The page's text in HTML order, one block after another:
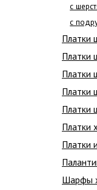
с
с
Платки
Платки
Платки
Платки
Платки
Платки
Платки
Шарфы